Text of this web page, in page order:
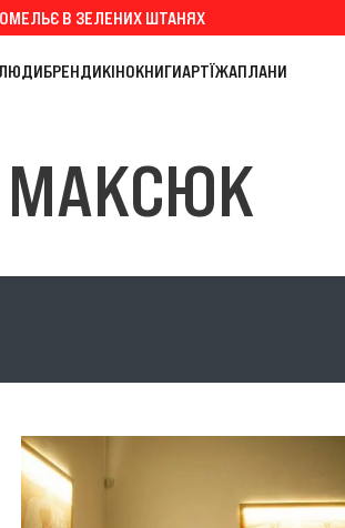
В ЗЕЛЕНИХ ШТАНЯХ
БРЕНДИКІНОКНИГИАРТЇЖАПЛАНИ
МАКСЮК